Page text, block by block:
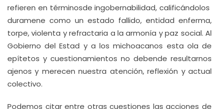
refieren en términosde ingobernabilidad, calificándolos
duramene como un estado fallido, entidad enferma,
torpe, violenta y refractaria a la armonía y paz social. Al
Gobierno del Estad y a los michoacanos esta ola de
epítetos y cuestionamientos no debende resultarnos
ajenos y merecen nuestra atención, reflexión y actual
colectivo.
Podemos citar entre otras cuestiones las acciones de